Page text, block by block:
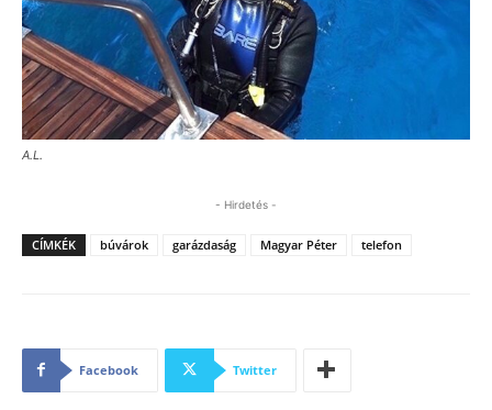
A.L.
- Hirdetés -
CÍMKÉK búvárok garázdaság Magyar Péter telefon
Facebook Twitter